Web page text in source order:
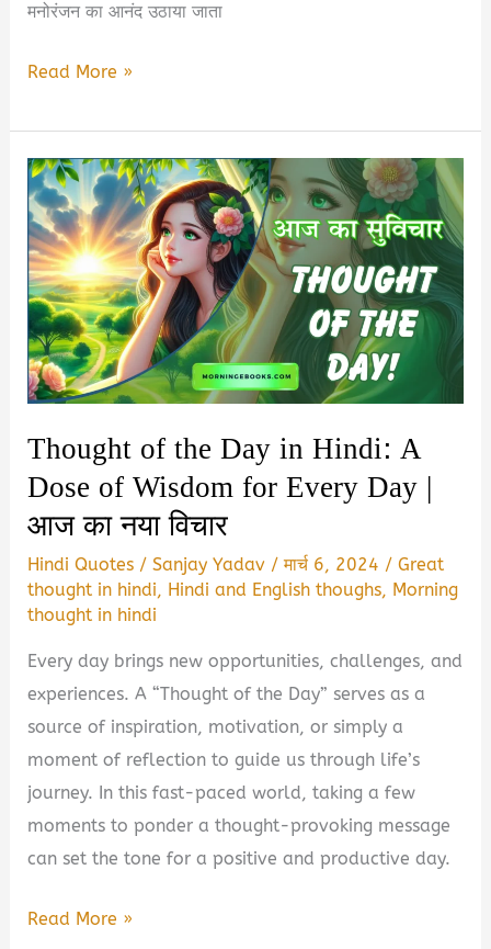
मनोरंजन का आनंद उठाया जाता
Holi
in
Hindi
2025
|
हैप्पी
होली
कोट्स
और
अच्छे
सुविचार
Read More »
Thought of the Day in Hindi: A
Dose of Wisdom for Every Day |
आज का नया विचार
Hindi Quotes /Sanjay Yadav /मार्च 6, 2024 /Great
thought in hindi, Hindi and English thoughs, Morning
thought in hindi
Every day brings new opportunities, challenges, and
experiences. A “Thought of the Day” serves as a
source of inspiration, motivation, or simply a
moment of reflection to guide us through life’s
journey. In this fast-paced world, taking a few
moments to ponder a thought-provoking message
can set the tone for a positive and productive day.
Thought
Read More »